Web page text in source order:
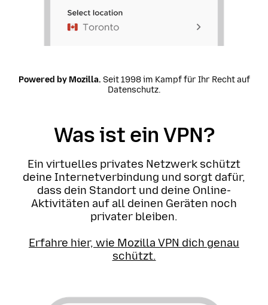
Powered by Mozilla. Seit 1998 im Kampf für Ihr Recht auf
Datenschutz.
Was ist ein VPN?
Ein virtuelles privates Netzwerk schützt
deine Internetverbindung und sorgt dafür,
dass dein Standort und deine Online-
Aktivitäten auf all deinen Geräten noch
privater bleiben.
Erfahre hier, wie Mozilla VPN dich genau
schützt.